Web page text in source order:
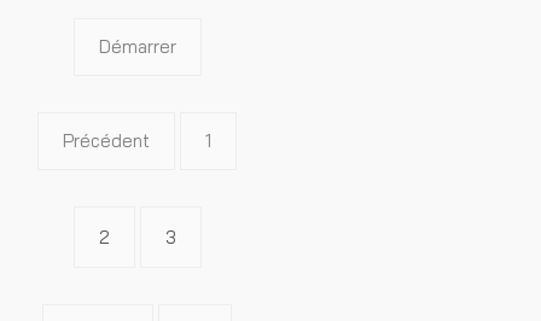
Démarrer
Précédent 1
2 3